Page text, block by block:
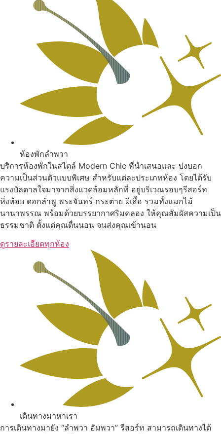
ห้องพักลำพวา
บริการห้องพักในสไตล์ Modern Chic ที่นำเสนอและ บ่งบอก
ความเป็นส่วนตัวแบบพิเศษ สำหรับแต่ละประเภทห้อง โดยได้รับ
แรงบัลดาลใจมาจากสิ่งแวดล้อมหลักที่ อยู่บริเวณรอบๆรีสอร์ท
หิ่งห้อย ดอกลำพู พระจันทร์ กระต่าย ผีเสื้อ รวมทั้งแมกไม้
นานาพรรณ พร้อมด้วยบรรยากาศริมคลอง ให้คุณสัมผัสความเป็น
ธรรมชาติ ตั้งแต่คุณตื่นนอน จนส่งคุณเข้านอน
ดูรายละเอียดทุกห้อง
เดินทางมาหาเรา
การเดินทางมายัง “ลำพวา อัมพวา” รีสอร์ท สามารถเดินทางได้